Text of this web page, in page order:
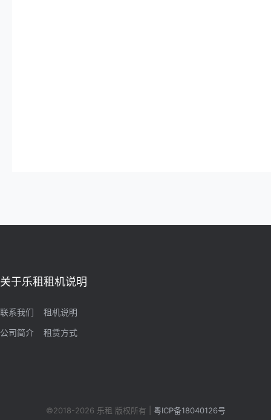
关于乐租
联系我们
公司简介
租机说明
租机说明
租赁方式
©2018-2026 乐租 版权所有 | 粤ICP备18040126号